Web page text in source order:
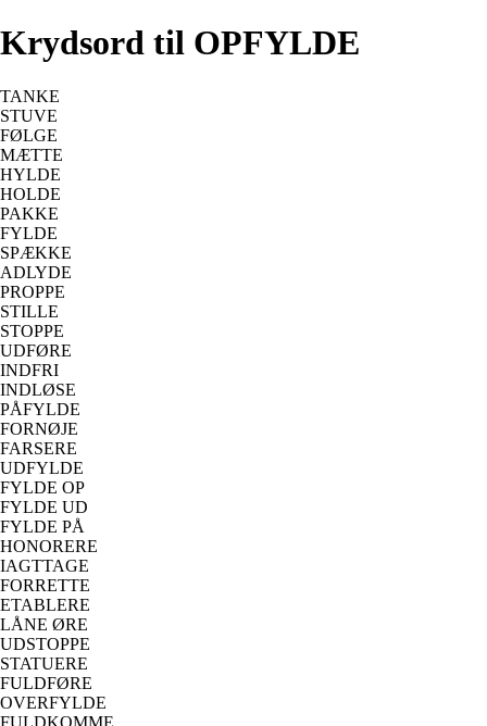
Krydsord til OPFYLDE
TANKE
STUVE
FØLGE
MÆTTE
HYLDE
HOLDE
PAKKE
FYLDE
SPÆKKE
ADLYDE
PROPPE
STILLE
STOPPE
UDFØRE
INDFRI
INDLØSE
PÅFYLDE
FORNØJE
FARSERE
UDFYLDE
FYLDE OP
FYLDE UD
FYLDE PÅ
HONORERE
IAGTTAGE
FORRETTE
ETABLERE
LÅNE ØRE
UDSTOPPE
STATUERE
FULDFØRE
OVERFYLDE
FULDKOMME